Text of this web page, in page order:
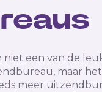
niet een van de
maar het
meer